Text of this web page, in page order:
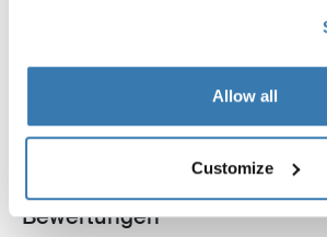
Allow all
Customize
Toggle techspec
Toggle overview
Bewertungen